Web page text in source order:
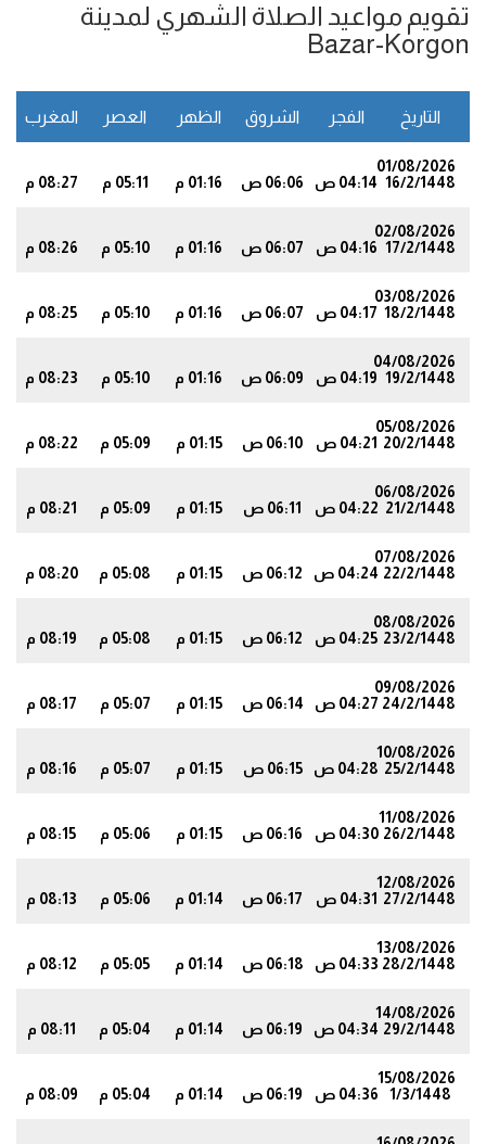
تقويم مواعيد الصلاة الشهري لمدينة
Bazar-Korgon
التاريخ الفجر الشروق الظهر العصر المغرب
01/08/2026
16/2/1448 04:14 ص 06:06 ص 01:16 م 05:11 م 08:27 م
02/08/2026
17/2/1448 04:16 ص 06:07 ص 01:16 م 05:10 م 08:26 م
03/08/2026
18/2/1448 04:17 ص 06:07 ص 01:16 م 05:10 م 08:25 م
04/08/2026
19/2/1448 04:19 ص 06:09 ص 01:16 م 05:10 م 08:23 م
05/08/2026
20/2/1448 04:21 ص 06:10 ص 01:15 م 05:09 م 08:22 م
06/08/2026
21/2/1448 04:22 ص 06:11 ص 01:15 م 05:09 م 08:21 م
07/08/2026
22/2/1448 04:24 ص 06:12 ص 01:15 م 05:08 م 08:20 م
08/08/2026
23/2/1448 04:25 ص 06:12 ص 01:15 م 05:08 م 08:19 م
09/08/2026
24/2/1448 04:27 ص 06:14 ص 01:15 م 05:07 م 08:17 م
10/08/2026
25/2/1448 04:28 ص 06:15 ص 01:15 م 05:07 م 08:16 م
11/08/2026
26/2/1448 04:30 ص 06:16 ص 01:15 م 05:06 م 08:15 م
12/08/2026
27/2/1448 04:31 ص 06:17 ص 01:14 م 05:06 م 08:13 م
13/08/2026
28/2/1448 04:33 ص 06:18 ص 01:14 م 05:05 م 08:12 م
14/08/2026
29/2/1448 04:34 ص 06:19 ص 01:14 م 05:04 م 08:11 م
15/08/2026
1/3/1448
04:36 ص 06:19 ص 01:14 م 05:04 م 08:09 م